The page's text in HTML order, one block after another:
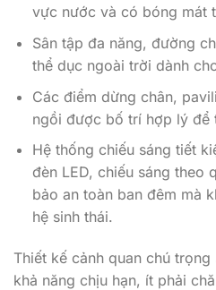
vực nước và có bóng mát
Sân tập đa năng, đường
thể dục ngoài trời dành
Các điểm dừng chân,
ngồi được bố trí hợp lý để
Hệ thống chiếu sáng tiết
đèn LED, chiếu sáng theo
bảo an toàn ban đêm mà
hệ sinh thái.
Thiết kế cảnh quan chú
khả năng chịu hạn, ít phải